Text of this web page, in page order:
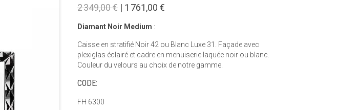
2 349,00 € | 1 761,00 €
Diamant Noir Medium :
Caisse en stratifié Noir 42 ou Blanc Luxe 31. Façade avec
plexiglas éclairé et cadre en menuiserie laquée noir ou blanc.
Couleur du velours au choix de notre gamme.
CODE:
FH 6300